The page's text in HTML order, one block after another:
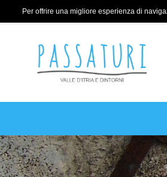
Per offrire una migliore esperienza di